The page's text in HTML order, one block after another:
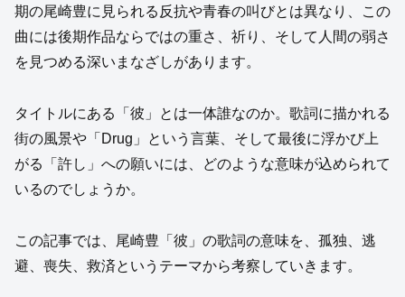
期の尾崎豊に見られる反抗や青春の叫びとは異なり、この
曲には後期作品ならではの重さ、祈り、そして人間の弱さ
を見つめる深いまなざしがあります。
タイトルにある「彼」とは一体誰なのか。歌詞に描かれる
街の風景や「Drug」という言葉、そして最後に浮かび上
がる「許し」への願いには、どのような意味が込められて
いるのでしょうか。
この記事では、尾崎豊「彼」の歌詞の意味を、孤独、逃
避、喪失、救済というテーマから考察していきます。